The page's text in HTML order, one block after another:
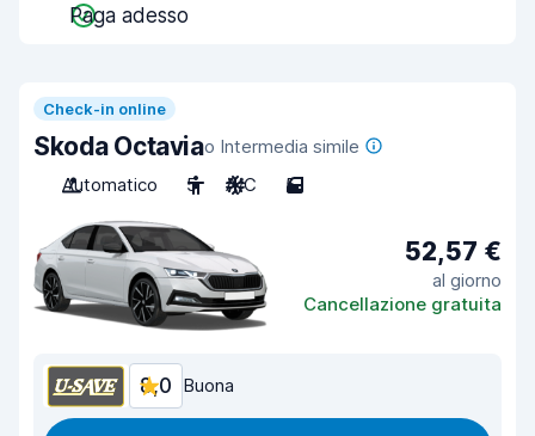
Paga adesso
Check-in online
Skoda Octaviao Intermedia simile
Automatico
5 A/C 5
52,57 €
al giorno
Cancellazione gratuita
8,0 Buona